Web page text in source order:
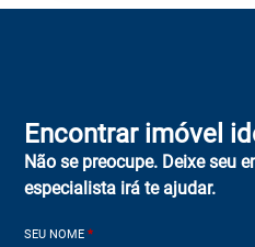
Encontrar imóvel
Não se preocupe. Deixe seu
especialista irá te ajudar.
SEU NOME*